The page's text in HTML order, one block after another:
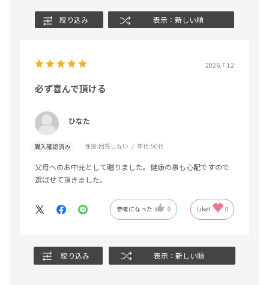
絞り込み 表示：新しい順
2026.7.12
必ず喜んで頂ける
ひなた
購入確認済み 性別:回答しない 年代:50代
父母へのお中元として贈りました。健康の事も心配ですので
選ばせて頂きました。
参考になった 0 Like! 0
絞り込み 表示：新しい順